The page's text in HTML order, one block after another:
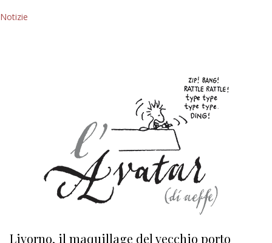
Notizie
Livorno, il maquillage del vecchio porto